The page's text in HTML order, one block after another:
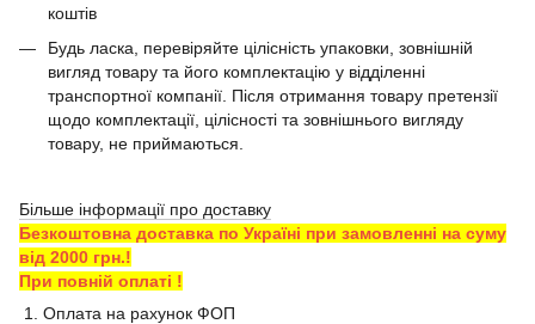
коштів
Будь ласка, перевіряйте цілісність упаковки, зовнішній
вигляд товару та його комплектацію у відділенні
транспортної компанії. Після отримання товару претензії
щодо комплектації, цілісності та зовнішнього вигляду
товару, не приймаються.
Більше інформації про доставку
Безкоштовна доставка по Україні при замовленні на суму
від 2000 грн.!
При повній оплаті !
1. Оплата на рахунок ФОП